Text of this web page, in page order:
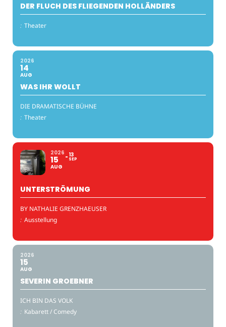
DER FLUCH DES FLIEGENDEN HOLLÄNDERS
: Theater
2026
14
AUG
WAS IHR WOLLT
DIE DRAMATISCHE BÜHNE
: Theater
2026
15
AUG
13
SEP
UNTERSTRÖMUNG
BY NATHALIE GRENZHAEUSER
: Ausstellung
2026
15
AUG
SEVERIN GROEBNER
ICH BIN DAS VOLK
: Kabarett / Comedy